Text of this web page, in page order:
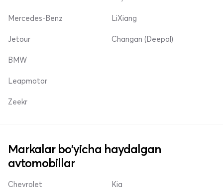
Mercedes-Benz
Jetour
LiXiang
Changan (Deepal)
BMW
Leapmotor
Zeekr
Markalar bo'yicha haydalgan
avtomobillar
Chevrolet Kia